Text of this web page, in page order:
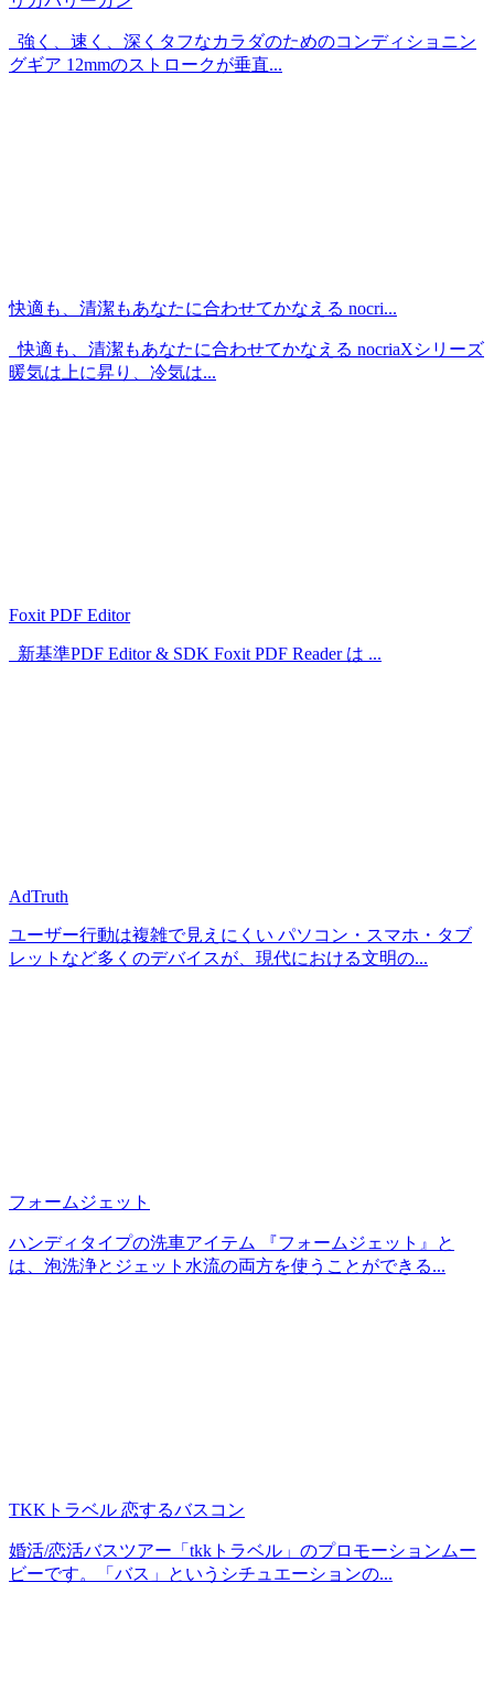
強く、速く、深くタフなカラダのためのコンディショニン
グギア 12mmのストロークが垂直...
快適も、清潔もあなたに合わせてかなえる nocri...
快適も、清潔もあなたに合わせてかなえる nocriaXシリーズ
暖気は上に昇り、冷気は...
Foxit PDF Editor
新基準PDF Editor & SDK Foxit PDF Reader は ...
AdTruth
ユーザー行動は複雑で見えにくい パソコン・スマホ・タブ
レットなど多くのデバイスが、現代における文明の...
フォームジェット
ハンディタイプの洗車アイテム 『フォームジェット』と
は、泡洗浄とジェット水流の両方を使うことができる...
TKKトラベル 恋するバスコン
婚活/恋活バスツアー「tkkトラベル」のプロモーションムー
ビーです。「バス」というシチュエーションの...